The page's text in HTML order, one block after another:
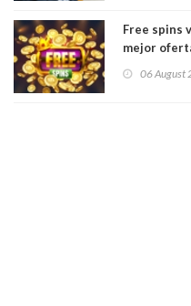
Free spins
mejor
06 August